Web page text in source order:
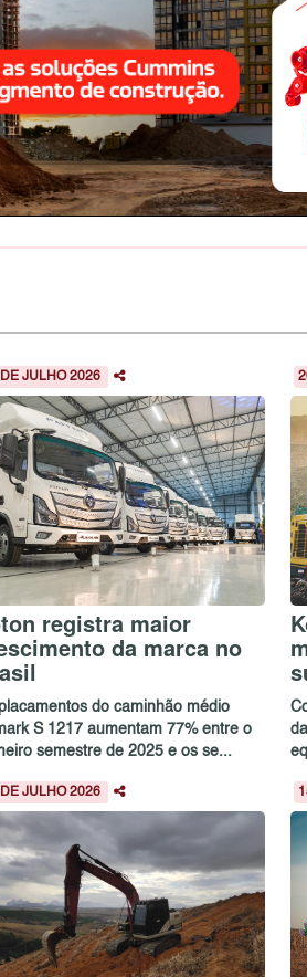
JULHO 2026
registra maior
da marca no
do caminhão médio
S 1217 aumentam 77% entre o
semestre de 2025 e os se...
JULHO 2026